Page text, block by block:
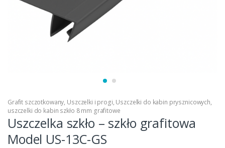
Grafit szczotkowany, Uszczelki i progi, Uszczelki do kabin prysznicowych,
uszczelki do kabin szkło 8 mm grafitowe
Uszczelka szkło – szkło grafitowa
Model US-13C-GS